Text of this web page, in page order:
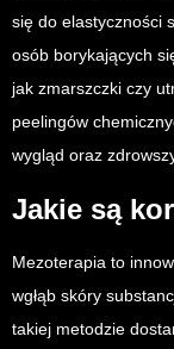
się do elastyczności
osób borykających
jak zmarszczki czy
peelingów
wygląd oraz
Jakie są
Mezoterapia to
wgłąb skóry
takiej metodzie